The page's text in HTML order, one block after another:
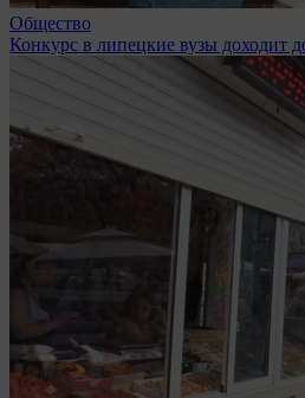
Общество
Конкурс в липецкие вузы доходит